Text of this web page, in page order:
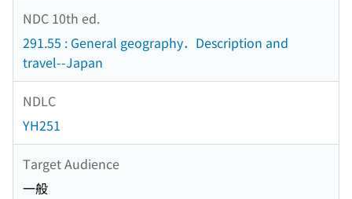
NDC 10th ed.
291.55 : General geography．Description and
travel--Japan
NDLC
YH251
Target Audience
一般